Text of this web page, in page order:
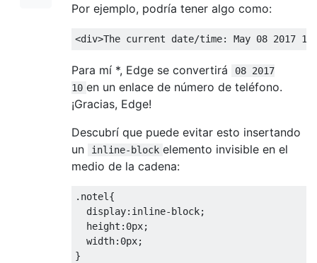
Por ejemplo, podría tener algo como:
<div>The current date/time: May 08 2017
Para mí *, Edge se convertirá
08 2017
10 en un enlace de número de teléfono.
¡Gracias, Edge!
Descubrí que puede evitar esto insertando
un
inline-block elemento invisible en el
medio de la cadena:
. notel {
display: inline-block;
height : 0px;
width: 0px;
}